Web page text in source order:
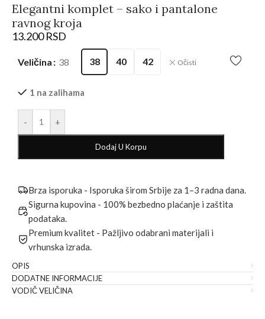
Elegantni komplet – sako i pantalone
ravnog kroja
13.200RSD
Veličina 38 38 40 42 Očisti
1 na zalihama
- +
Dodaj U Korpu
Brza isporuka - Isporuka širom Srbije za 1–3 radna dana.
Sigurna kupovina - 100% bezbedno plaćanje i zaštita
podataka.
Premium kvalitet - Pažljivo odabrani materijali i
vrhunska izrada.
OPIS
DODATNE INFORMACIJE
VODIČ VELIČINA